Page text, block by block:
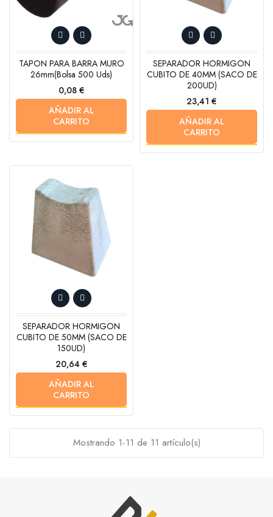
TAPON PARA BARRA MURO
26mm(bolsa 500 Uds)
Precio
0,08 €
AÑADIR AL
CARRITO
SEPARADOR HORMIGON
CUBITO DE 40MM (SACO DE
200UD)
Precio
23,41 €
AÑADIR AL
CARRITO
SEPARADOR HORMIGON
CUBITO DE 50MM (SACO DE
150UD)
Precio
20,64 €
AÑADIR AL
CARRITO
Mostrando 1-11 de 11 artículo(s)